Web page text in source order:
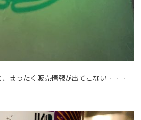
まったく販売情報が出てこない・・・